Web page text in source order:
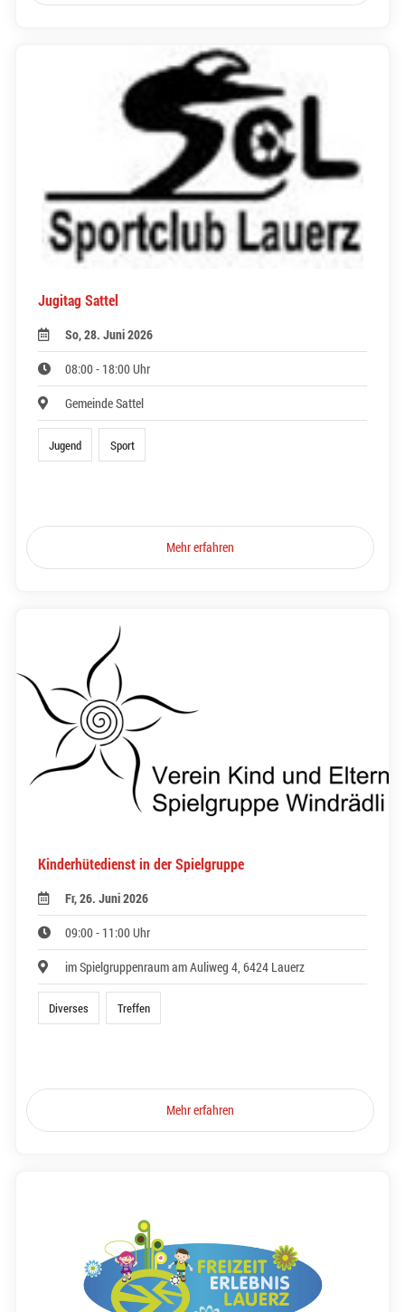
Jugitag Sattel
So, 28. Juni 2026
08:00 - 18:00 Uhr
Gemeinde Sattel
Jugend Sport
Mehr erfahren
Kinderhütedienst in der Spielgruppe
Fr, 26. Juni 2026
09:00 - 11:00 Uhr
im Spielgruppenraum am Auliweg 4, 6424 Lauerz
Diverses Treffen
Mehr erfahren